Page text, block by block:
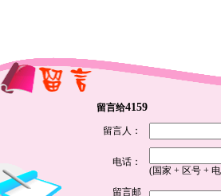
留言给4159
留言人：
电话：
(国家 + 区号 +
留言邮